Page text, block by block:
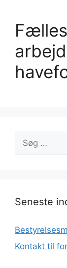
efter:
Seneste
Kontakt til